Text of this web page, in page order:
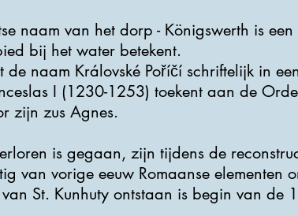
naam van het dorp - Königswerth is
bij het water betekent.
de naam Královské Poříčí schriftelijk in
I (1230-1253) toekent aan de
zijn zus Agnes.
is gegaan, zijn tijdens de
van vorige eeuw Romaanse elementen
St. Kunhuty ontstaan is begin van de